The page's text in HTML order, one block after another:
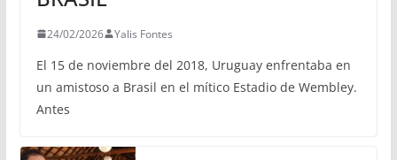
24/02/2026 Yalis Fontes
El 15 de noviembre del 2018, Uruguay enfrentaba en
un amistoso a Brasil en el mítico Estadio de Wembley.
Antes